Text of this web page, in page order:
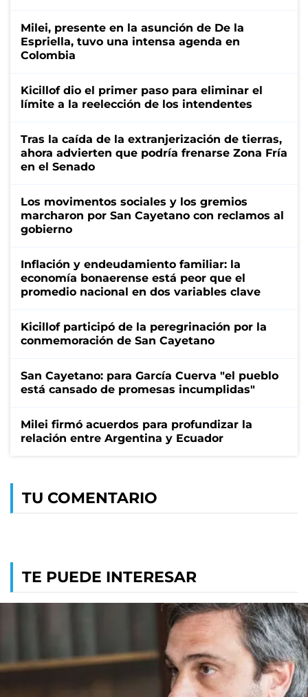
Milei, presente en la asunción de De la
Espriella, tuvo una intensa agenda en
Colombia
Kicillof dio el primer paso para eliminar el
límite a la reelección de los intendentes
Tras la caída de la extranjerización de tierras,
ahora advierten que podría frenarse Zona Fría
en el Senado
Los movimentos sociales y los gremios
marcharon por San Cayetano con reclamos al
gobierno
Inflación y endeudamiento familiar: la
economía bonaerense está peor que el
promedio nacional en dos variables clave
Kicillof participó de la peregrinación por la
conmemoración de San Cayetano
San Cayetano: para García Cuerva "el pueblo
está cansado de promesas incumplidas"
Milei firmó acuerdos para profundizar la
relación entre Argentina y Ecuador
TU COMENTARIO
TE PUEDE INTERESAR